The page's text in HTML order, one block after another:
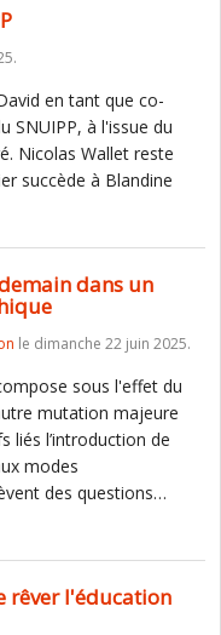
en tant que co-
SNUIPP, à l'issue du
Nicolas Wallet reste
succède à Blandine
dans un
le dimanche 22 juin 2025.
sous l'effet du
mutation majeure
liés l’introduction de
modes
des questions…
rêver l'éducation